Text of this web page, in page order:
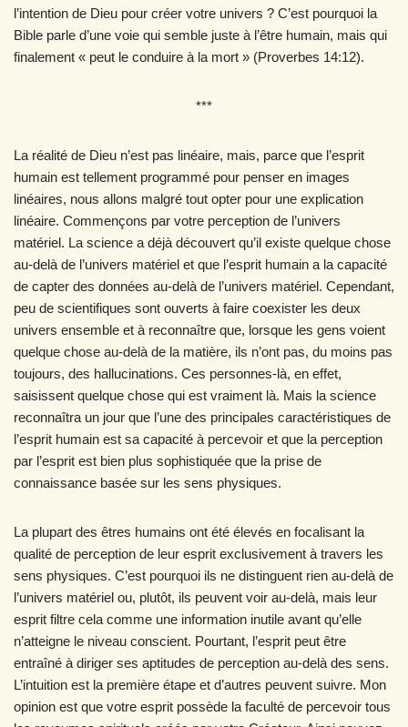
l’intention de Dieu pour créer votre univers ? C’est pourquoi la
Bible parle d’une voie qui semble juste à l’être humain, mais qui
finalement « peut le conduire à la mort » (Proverbes 14:12).
***
La réalité de Dieu n’est pas linéaire, mais, parce que l’esprit
humain est tellement programmé pour penser en images
linéaires, nous allons malgré tout opter pour une explication
linéaire. Commençons par votre perception de l’univers
matériel. La science a déjà découvert qu’il existe quelque chose
au-delà de l’univers matériel et que l’esprit humain a la capacité
de capter des données au-delà de l’univers matériel. Cependant,
peu de scientifiques sont ouverts à faire coexister les deux
univers ensemble et à reconnaître que, lorsque les gens voient
quelque chose au-delà de la matière, ils n’ont pas, du moins pas
toujours, des hallucinations. Ces personnes-là, en effet,
saisissent quelque chose qui est vraiment là. Mais la science
reconnaîtra un jour que l’une des principales caractéristiques de
l’esprit humain est sa capacité à percevoir et que la perception
par l’esprit est bien plus sophistiquée que la prise de
connaissance basée sur les sens physiques.
La plupart des êtres humains ont été élevés en focalisant la
qualité de perception de leur esprit exclusivement à travers les
sens physiques. C’est pourquoi ils ne distinguent rien au-delà de
l’univers matériel ou, plutôt, ils peuvent voir au-delà, mais leur
esprit filtre cela comme une information inutile avant qu’elle
n’atteigne le niveau conscient. Pourtant, l’esprit peut être
entraîné à diriger ses aptitudes de perception au-delà des sens.
L’intuition est la première étape et d’autres peuvent suivre. Mon
opinion est que votre esprit possède la faculté de percevoir tous